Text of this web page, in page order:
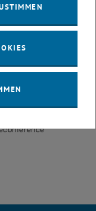
2015 an
Jahrhundert